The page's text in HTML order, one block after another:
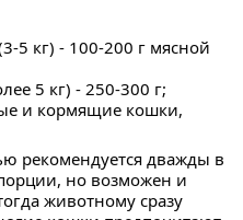
5 кг) - 100-200 г мясной
5 кг) - 250-300 г;
и кормящие кошки,
рекомендуется дважды в
но возможен и
животному сразу